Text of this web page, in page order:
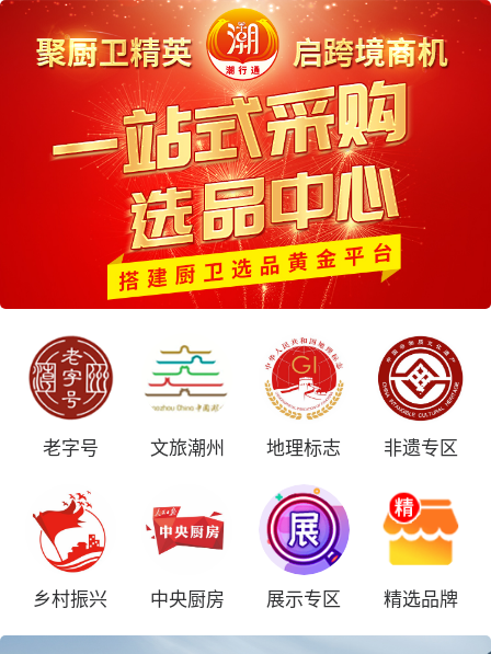
老字号 文旅潮州 地理标志 非遗专区
乡村振兴 中央厨房 展示专区 精选品牌